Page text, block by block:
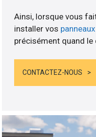
Ainsi, lorsque vous
installer vos
précisément quand
CONTACTEZ-NOUS